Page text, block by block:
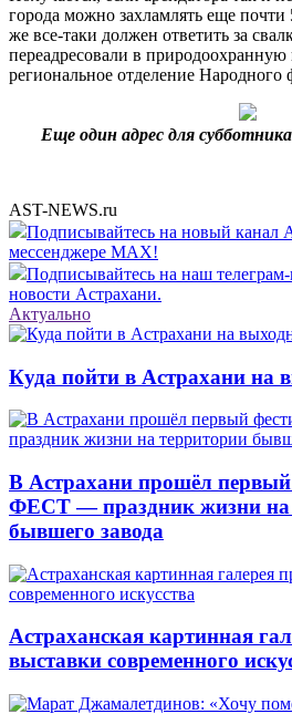
города можно захламлять еще почти
же все-таки должен ответить за
переадресовали в природоохранную
региональное отделение Народного
Еще один адрес для
AST-NEWS.ru
Подписывайтесь на новый канал
мессенджере MAX!
Подписывайтесь на наш
новости Астрахани.
Актуально
Куда пойти в Астрахани на
В Астрахани прошёл
ФЕСТ — праздник жизни на
бывшего завода
Астраханская картинная
выставки современного